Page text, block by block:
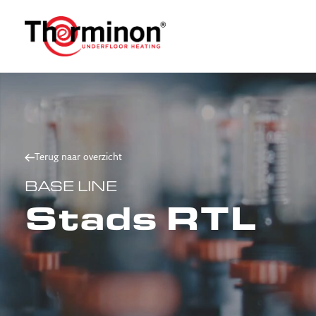
Terug naar overzicht
BASE LINE
Stads RTL